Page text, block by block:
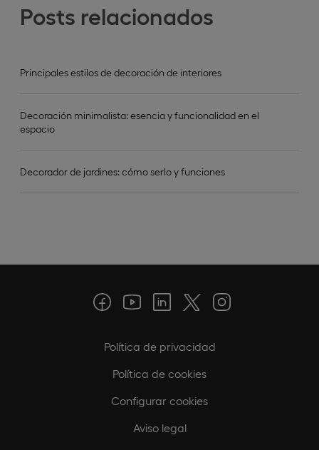
Posts relacionados
Principales estilos de decoración de interiores
Decoración minimalista: esencia y funcionalidad en el
espacio
Decorador de jardines: cómo serlo y funciones
Política de privacidad
Política de cookies
Configurar cookies
Aviso legal